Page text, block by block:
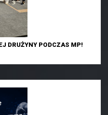
DRUŻYNY PODCZAS MP!